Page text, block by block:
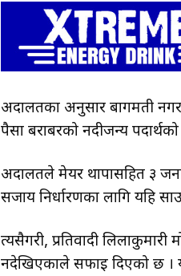
अदालतका अनुसार बागमती
पैसा बराबरको नदीजन्य
अदालतले मेयर थापासहित ३
सजाय निर्धारणका लागि यहि
त्यसैगरी, प्रतिवादी
नदेखिएकाले सफाइ दिएको छ ।